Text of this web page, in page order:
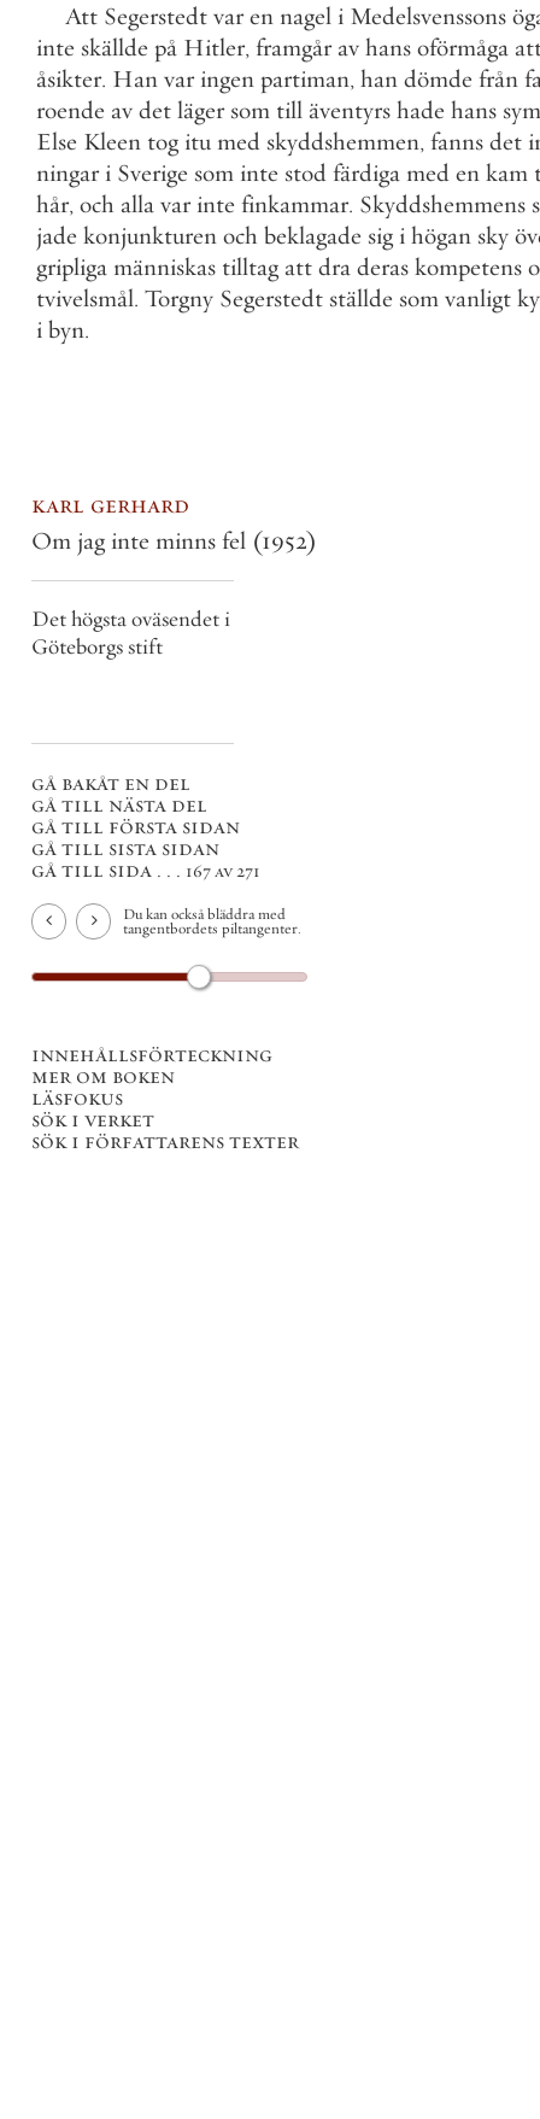
Att Segerstedt var en nagel i Medelsvenssons
inte skällde på Hitler, framgår av hans oförmåga
åsikter. Han var ingen partiman, han dömde från
roende av det läger som till äventyrs hade hans
Else Kleen tog itu med skyddshemmen, fanns det
ningar i Sverige som inte stod färdiga med en kam
hår, och alla var inte finkammar. Skyddshemmens
jade konjunkturen och beklagade sig i högan sky
gripliga människas tilltag att dra deras kompetens
tvivelsmål. Torgny Segerstedt ställde som vanligt
i byn.
karl gerhard
Om jag inte minns fel (1952)
Det högsta oväsendet i
Göteborgs stift
gå bakåt en del
gå till nästa del
gå till första sidan
gå till sista sidan
gå till sida . . . 167 av 271
Du kan också bläddra med
tangentbordets piltangenter.
innehållsförteckning
mer om boken
läsfokus
sök i verket
sök i författarens texter